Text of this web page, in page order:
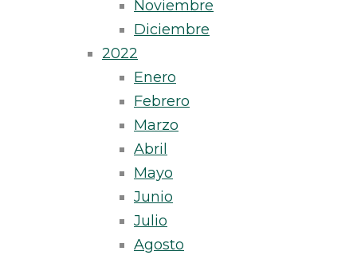
Noviembre
Diciembre
2022
Enero
Febrero
Marzo
Abril
Mayo
Junio
Julio
Agosto